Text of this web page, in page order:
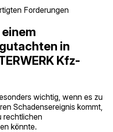
Forderungen
in
Kfz-
wichtig, wenn es zu
Schadensereignis kommt,
rechtlichen
könnte.